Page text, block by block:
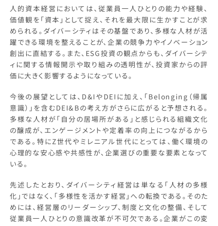
人的資本経営においては、従業員一人ひとりの能力や経験、
価値観を「資本」として捉え、それを最大限に生かすことが求
められる。ダイバーシティはその基盤であり、多様な人材が活
躍できる環境を整えることが、企業の競争力やイノベーション
創出に直結する。また、ESG投資の観点からも、ダイバーシテ
ィに関する情報開示や取り組みの透明性が、投資家からの評
価に大きく影響するようになっている。
今後の展望としては、D&IやDEIに加え、「Belonging（帰属
意識）」を含むDEI&Bの考え方がさらに広がると予想される。
多様な人材が「自分の居場所がある」と感じられる組織文化
の醸成が、エンゲージメントや定着率の向上につながるから
である。特にZ世代やミレニアル世代にとっては、働く環境の
心理的な安心感や共感性が、企業選びの重要な要素となって
いる。
先述したとおり、ダイバーシティ経営は単なる「人材の多様
化」ではなく、「多様性を活かす経営」への転換である。そのた
めには、経営層のリーダーシップ、制度と文化の整備、そして
従業員一人ひとりの意識改革が不可欠である。企業がこの変